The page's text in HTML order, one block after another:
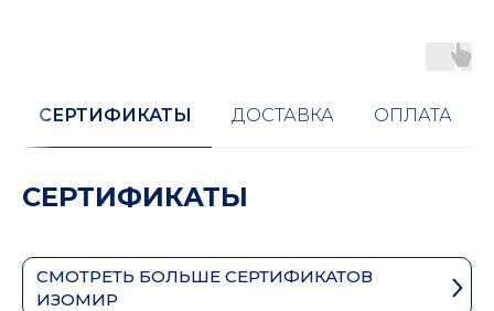
СЕРТИФИКАТЫ ДОСТАВКА ОПЛАТА
СЕРТИФИКАТЫ
СМОТРЕТЬ БОЛЬШЕ СЕРТИФИКАТОВ
ИЗОМИР